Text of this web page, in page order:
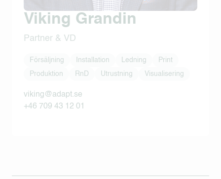
Viking Grandin
Partner & VD
Försäljning Installation Ledning
Print
Produktion
RnD Utrustning Visualisering
viking@adapt.se
+46 709 43 12 01